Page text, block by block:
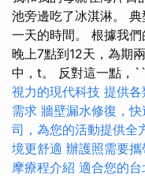
池旁邊吃了冰淇淋。
一天的時間。 根據我
晚上7點到12天，為期
中，t。 反對這一點，
視力的現代科技 提供
需求 牆壁漏水修復，
司，為您的活動提供全
境更舒適 辦護照需要
摩療程介紹 適合您的